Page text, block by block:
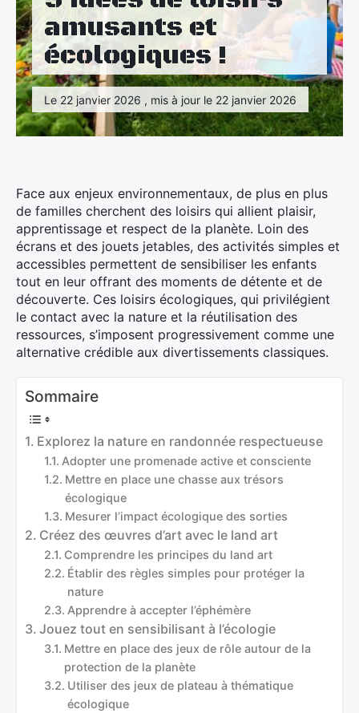
amusants et
écologiques !
Le 22 janvier 2026 , mis à jour le 22 janvier 2026
Face aux enjeux environnementaux, de plus en plus
de familles cherchent des loisirs qui allient plaisir,
apprentissage et respect de la planète. Loin des
écrans et des jouets jetables, des activités simples et
accessibles permettent de sensibiliser les enfants
tout en leur offrant des moments de détente et de
découverte. Ces loisirs écologiques, qui privilégient
le contact avec la nature et la réutilisation des
ressources, s’imposent progressivement comme une
alternative crédible aux divertissements classiques.
Sommaire
Explorez la nature en randonnée respectueuse
Adopter une promenade active et consciente
Mettre en place une chasse aux trésors
écologique
Mesurer l’impact écologique des sorties
Créez des œuvres d’art avec le land art
Comprendre les principes du land art
Établir des règles simples pour protéger la
nature
Apprendre à accepter l’éphémère
Jouez tout en sensibilisant à l’écologie
Mettre en place des jeux de rôle autour de la
protection de la planète
Utiliser des jeux de plateau à thématique
écologique
Santé
Sport
Tourisme